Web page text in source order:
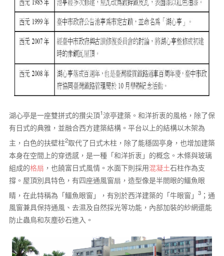
湖心亭是一座雙拼式的攢尖頂1涼亭建築。和洋折衷的風格，除了保
有日式的典雅，並融合西方建築結構。平台以上的結構以木架為
主，白色的扶壁柱2取代了日式木柱，除了能穩固亭身，也增加建築
本身在空間上的穿透感，是一種「和洋折衷」的概念。木條與玻璃
組成的格扇 ，也饒富日式風情。水面下則採用混凝土石柱作為支
撐。屋頂別具特色，有四座通風窗扇，造型像是半閤眼的鱷魚眼
睛，在此特稱為「鱷魚眼窗」，有別於西洋建築的「牛眼窗」 3；通
風窗兼具保持通風、去濕及自然採光等功能，內部加裝的紗網還能
防止蟲鳥和灰塵砂石進入。